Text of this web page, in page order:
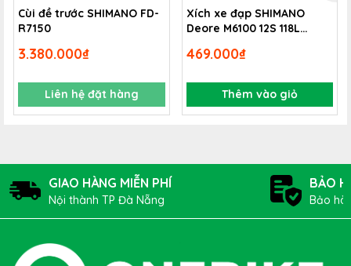
Cùi đề trước SHIMANO FD-
R7150
3.380.000₫
Liên hệ đặt hàng
Xích xe đạp SHIMANO
Deore M6100 12S 118L
469.000₫
Thêm vào giỏ
GIAO HÀNG MIỄN PHÍ
Nội thành TP Đà Nẵng
BẢO
Bảo